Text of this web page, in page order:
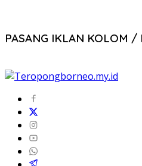
PASANG IKLAN KOLOM